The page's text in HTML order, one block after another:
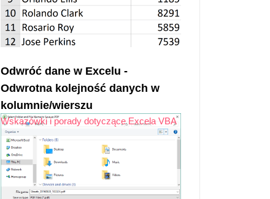
Odwróć dane w Excelu -
Odwrotna kolejność danych w
kolumnie/wierszu
Wskazówki i porady dotyczące Excela VBA